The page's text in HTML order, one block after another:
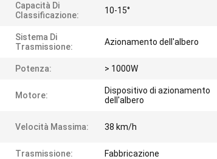
Capacità Di
Classificazione:
10-15°
Sistema Di
Trasmissione:
Azionamento dell'albero
Potenza: > 1000W
Motore:
Dispositivo di azionamento
dell'albero
Velocità Massima: 38 km/h
Trasmissione: Fabbricazione